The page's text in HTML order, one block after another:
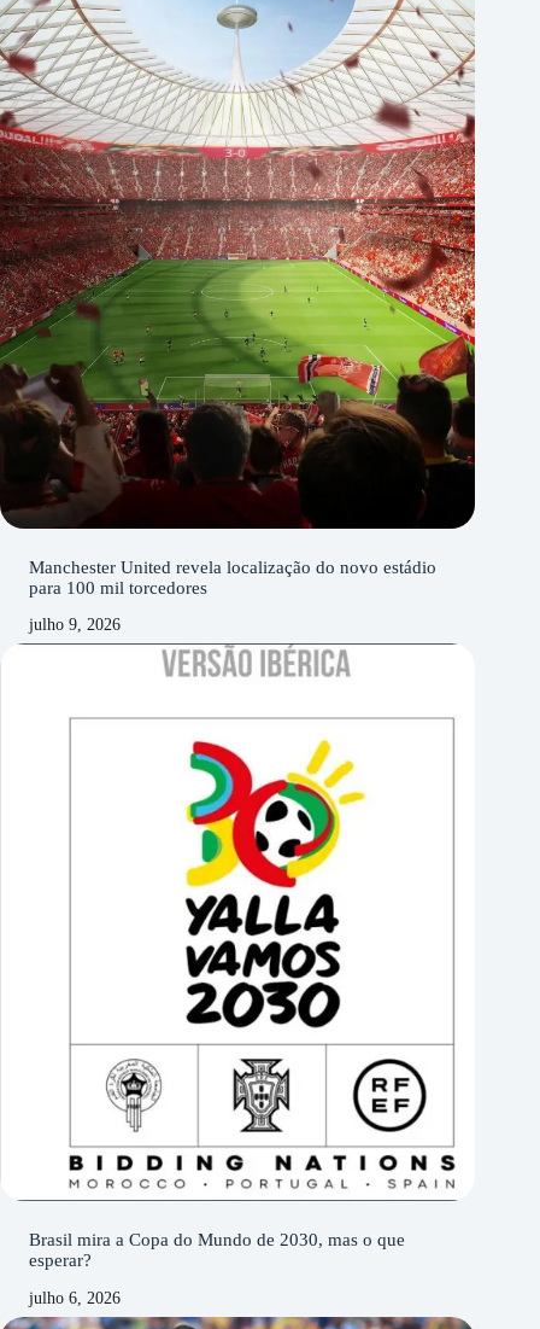
Manchester United revela localização do novo estádio
para 100 mil torcedores
julho 9, 2026
Brasil mira a Copa do Mundo de 2030, mas o que
esperar?
julho 6, 2026